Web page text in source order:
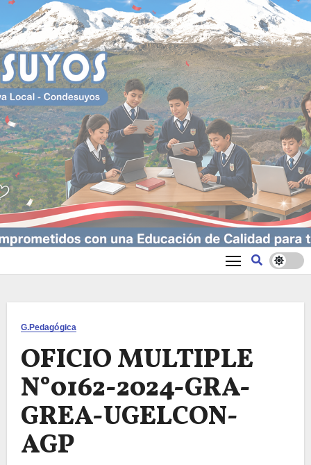
G.Pedagógica
OFICIO MULTIPLE
N°0162-2024-GRA-
GREA-UGELCON-
AGP